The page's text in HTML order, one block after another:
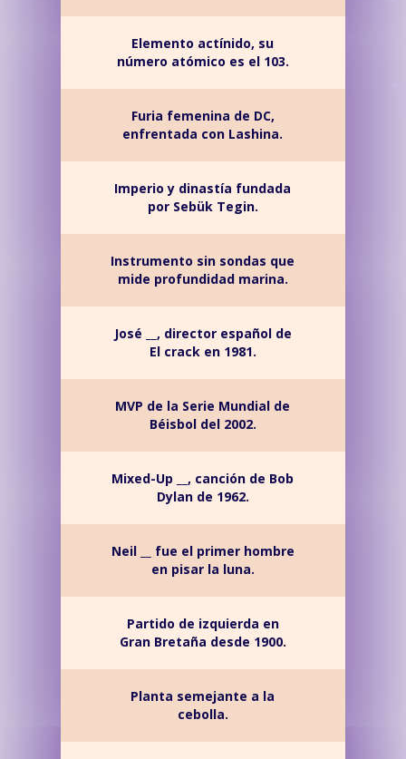
Elemento actínido, su
número atómico es el 103.
Furia femenina de DC,
enfrentada con Lashina.
Imperio y dinastía fundada
por Sebük Tegin.
Instrumento sin sondas que
mide profundidad marina.
José __, director español de
El crack en 1981.
MVP de la Serie Mundial de
Béisbol del 2002.
Mixed-Up __, canción de Bob
Dylan de 1962.
Neil __ fue el primer hombre
en pisar la luna.
Partido de izquierda en
Gran Bretaña desde 1900.
Planta semejante a la
cebolla.